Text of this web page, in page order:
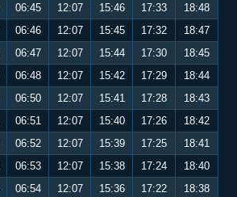
06:45 12:07 15:46 17:33
18:48
06:46 12:07 15:45 17:32
18:47
06:47 12:07 15:44 17:30
18:45
06:48 12:07 15:42 17:29
18:44
06:50 12:07 15:41 17:28
18:43
06:51 12:07 15:40 17:26
18:42
06:52 12:07 15:39 17:25
18:41
06:53 12:07 15:38 17:24
18:40
06:54 12:07 15:36 17:22 18:38